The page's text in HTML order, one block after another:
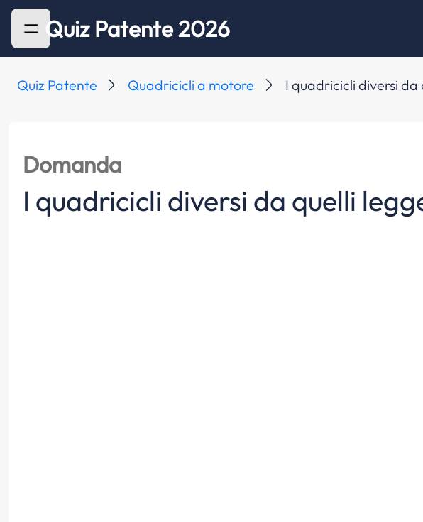
Quiz Patente 2026
Quiz Patente Quadricicli a motore I quadricicli diversi da
Domanda
I quadricicli diversi da quelli